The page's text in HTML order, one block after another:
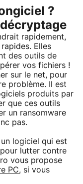
?
rapidement,
Elles
des outils de
vos fichiers !
sur le net, pour
problème. Il est
produits par
que ces outils
un ransomware
pas.
logiciel qui est
lutter contre
vous propose
PC, si vous